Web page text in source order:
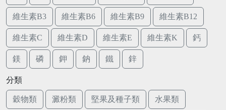
維生素B3 維生素B6 維生素B9 維生素B12
維生素C 維生素D 維生素E 維生素K 鈣
鎂 磷 鉀 鈉 鐵 鋅
分類
穀物類 澱粉類 堅果及種子類 水果類